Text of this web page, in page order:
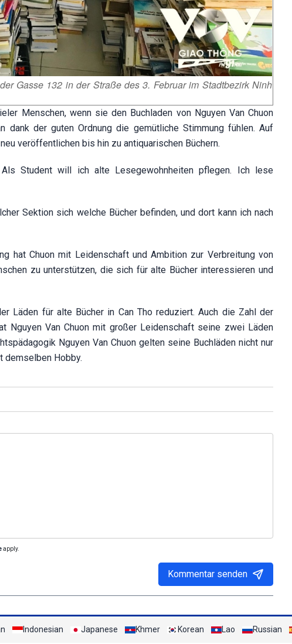
Gasse 132 in der Straße des 3. Februar im Stadtbezirk Ninh
Menschen, wenn sie den Buchladen von Nguyen Van Chuon
der guten Ordnung die gemütliche Stimmung fühlen. Auf
veröffentlichen bis hin zu antiquarischen Büchern.
Student will ich alte Lesegewohnheiten pflegen. Ich lese
Sektion sich welche Bücher befinden, und dort kann ich nach
hat Chuon mit Leidenschaft und Ambition zur Verbreitung von
zu unterstützen, die sich für alte Bücher interessieren und
Läden für alte Bücher in Can Tho reduziert. Auch die Zahl der
Nguyen Van Chuon mit großer Leidenschaft seine zwei Läden
Nguyen Van Chuon gelten seine Buchläden nicht nur
demselben Hobby.
apply.
Kommentar senden
Indonesian Japanese Khmer Korean Lao Russian